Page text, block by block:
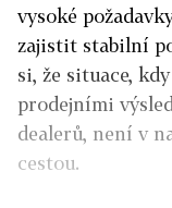
vysoké
zajistit stabilní
si, že situace,
prodejními
dealerů, není v
cestou.